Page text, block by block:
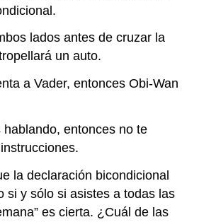
lados antes de cruzar la
un auto.
a Vader, entonces Obi-Wan
entonces no te
la declaración bicondicional
si y sólo si asistes a todas las
es cierta. ¿Cuál de las